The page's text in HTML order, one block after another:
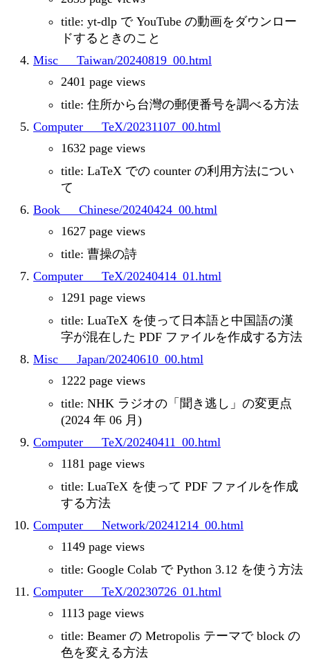
title: yt-dlp で YouTube の動画をダウンロー
ドするときのこと
Misc___Taiwan/20240819_00.html
2401 page views
title: 住所から台灣の郵便番号を調べる方法
Computer___TeX/20231107_00.html
1632 page views
title: LaTeX での counter の利用方法につい
て
Book___Chinese/20240424_00.html
1627 page views
title: 曹操の詩
Computer___TeX/20240414_01.html
1291 page views
title: LuaTeX を使って日本語と中国語の漢
字が混在した PDF ファイルを作成する方法
Misc___Japan/20240610_00.html
1222 page views
title: NHK ラジオの「聞き逃し」の変更点
(2024 年 06 月)
Computer___TeX/20240411_00.html
1181 page views
title: LuaTeX を使って PDF ファイルを作成
する方法
Computer___Network/20241214_00.html
1149 page views
title: Google Colab で Python 3.12 を使う方法
Computer___TeX/20230726_01.html
1113 page views
title: Beamer の Metropolis テーマで block の
色を変える方法